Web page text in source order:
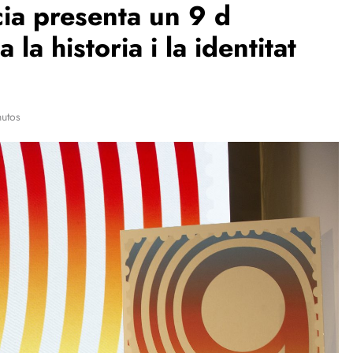
presenta un 9 d
la historia i la identitat